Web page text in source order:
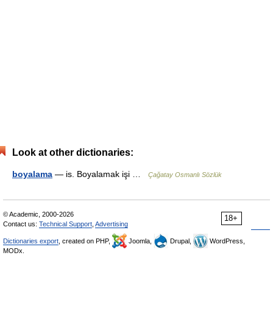
Look at other dictionaries:
boyalama — is. Boyalamak işi … Çağatay Osmanlı Sözlük
18+
© Academic, 2000-2026
Contact us: Technical Support Advertising
Dictionaries export , created on PHP, Joomla, Drupal,
WordPress,
MODx.